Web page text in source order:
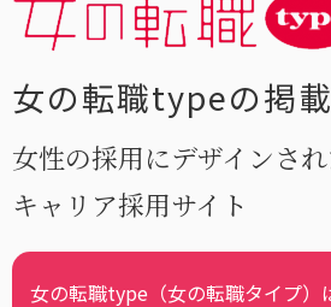
女の転職typeの掲
女性の採用にデザインさ
キャリア採用サイト
女の転職type（女の転職タイプ）